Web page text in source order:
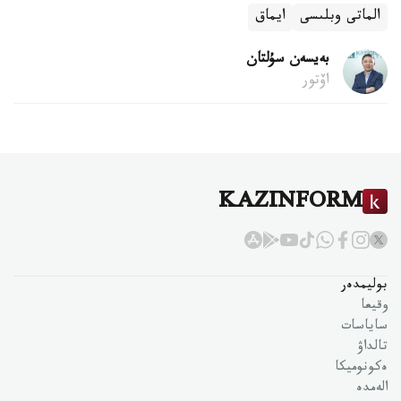
الماتى وبلىسى ايماق
بەيسەن سۇلتان
اۆتور
KAZINFORM
بوليمدەر
وقيعا
ساياسات
تالداۋ
ەكونوميكا
الەمدە